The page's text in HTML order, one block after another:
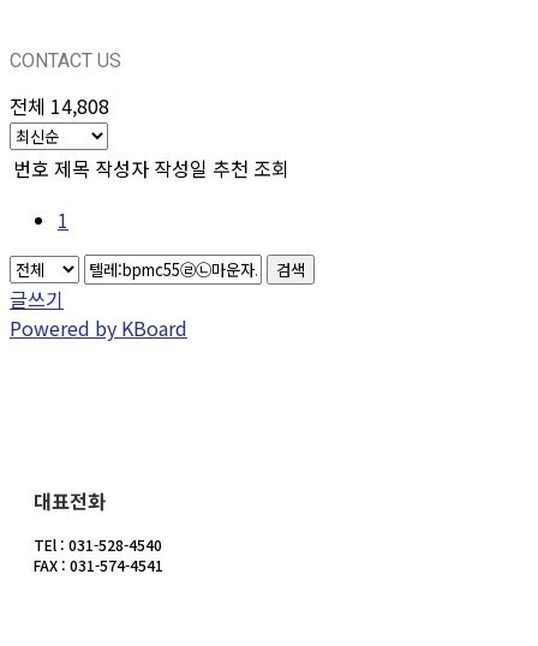
CONTACT US
전체 14,808
번호 제목 작성자 작성일 추천 조회
1
검색
글쓰기
Powered by KBoard
대표전화
TEl : 031-528-4540
FAX : 031-574-4541